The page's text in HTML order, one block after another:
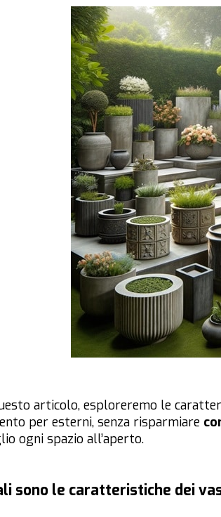
articolo, esploreremo le
per esterni, senza risparmiare
ogni spazio all’aperto.
sono le caratteristiche dei